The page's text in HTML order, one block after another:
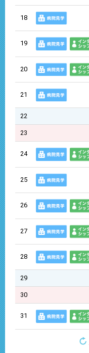
18
19
20
21
22
23
24
25
26
27
28
29
30
31